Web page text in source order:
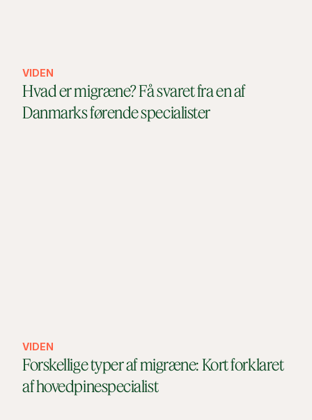
VIDEN
Hvad er migræne? Få svaret fra en af
Danmarks førende specialister
VIDEN
Forskellige typer af migræne: Kort forklaret
af hovedpinespecialist